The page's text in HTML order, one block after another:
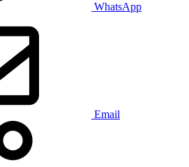
WhatsApp
Email